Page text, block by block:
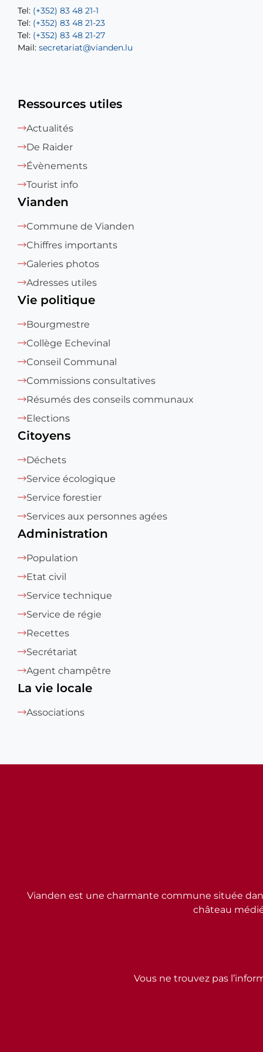
Tel: (+352) 83 48 21-1
Tel: (+352) 83 48 21-23
Tel: (+352) 83 48 21-27
Mail: secretariat@vianden.lu
Tel: (+352) 83 48 21-20
Tel: (+352) 83 48 21-22
Mail:sofia.carvalho@vianden.lu
Mail: diane.storn@vianden.lu
Ressources utiles
Actualités
De Raider
Évènements
Tourist info
Vianden
Commune de Vianden
Chiffres importants
Galeries photos
Adresses utiles
Vie politique
Bourgmestre
Collège Echevinal
Conseil Communal
Commissions consultatives
Résumés des conseils communaux
Elections
Citoyens
Déchets
Service écologique
Service forestier
Services aux personnes agées
Administration
Population
Etat civil
Service technique
Service de régie
Recettes
Secrétariat
Agent champêtre
La vie locale
Associations
Vous ne trouvez pas
Vianden est une charmante commune située
château